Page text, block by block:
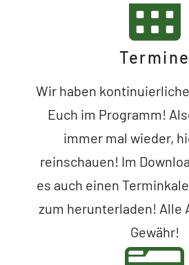
Termine
Wir haben
Euch im Programm!
immer mal wieder,
reinschauen! Im
es auch einen
zum herunterladen! Alle
Gewähr!